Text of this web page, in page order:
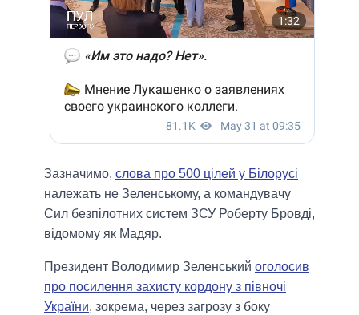
Зазначимо, слова про 500 цілей у Білорусі
належать не Зеленському, а командувачу
Сил безпілотних систем ЗСУ Роберту Бровді,
відомому як Мадяр.
Президент Володимир Зеленський оголосив
про посилення захисту кордону з півночі
України, зокрема, через загрозу з боку